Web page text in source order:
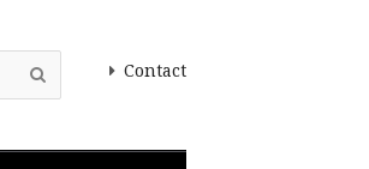
Contact